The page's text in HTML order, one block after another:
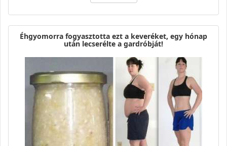
Éhgyomorra fogyasztotta ezt a keveréket, egy hónap
után lecserélte a gardróbját!